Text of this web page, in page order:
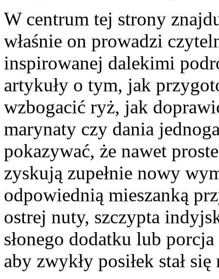
W centrum tej strony
właśnie on prowadzi
inspirowanej dalekimi
artykuły o tym, jak
wzbogacić ryż, jak
marynaty czy dania
pokazywać, że nawet
zyskują zupełnie nowy
odpowiednią mieszanką
ostrej nuty, szczypta
słonego dodatku lub
aby zwykły posiłek stał